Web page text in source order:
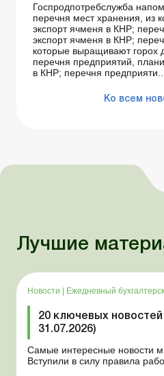
Госпродпотребслужба
перечня мест хранения, из
экспорт ячменя в КНР;
экспорт ячменя в КНР;
которые выращивают горох
перечня предприятий,
в КНР; перечня предприяти...
Ко всем
Лучшие
Новости | Ежедневный
20 ключевых новостей
31.07.2026)
Самые интересные новости
Вступили в силу правила